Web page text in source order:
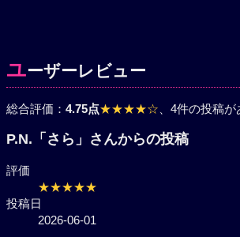
ユーザーレビュー
総合評価： 4.75点★★★★☆、4件の投稿が
評価
★★★★★
最高です。